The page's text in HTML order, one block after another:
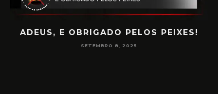
PAPO NA ENCRUZA 180 – CONSCIÊNCIA